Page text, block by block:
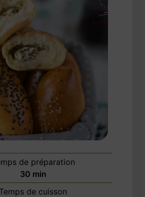
de préparation
30minutes
min
Temps de cuisson